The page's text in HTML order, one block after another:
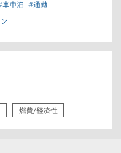
車中泊 #通勤
燃費/経済性